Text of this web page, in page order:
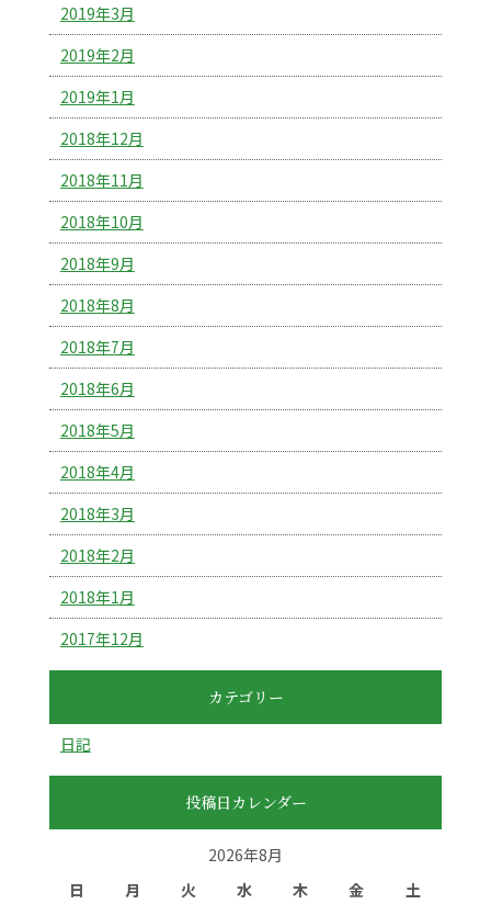
2019年3月
2019年2月
2019年1月
2018年12月
2018年11月
2018年10月
2018年9月
2018年8月
2018年7月
2018年6月
2018年5月
2018年4月
2018年3月
2018年2月
2018年1月
2017年12月
カテゴリー
日記
投稿日カレンダー
2026年8月
日
月 火 水 木 金 土